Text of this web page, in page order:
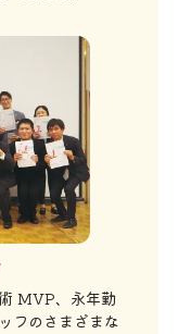
MVP、永年勤
フのさまざまな